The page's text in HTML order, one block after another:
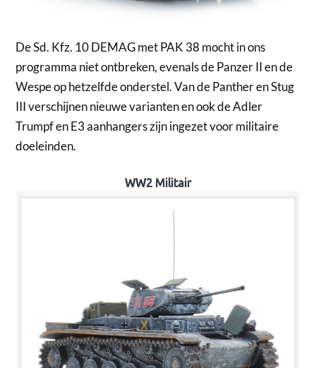
De Sd. Kfz. 10 DEMAG met PAK 38 mocht in ons
programma niet ontbreken, evenals de Panzer II en de
Wespe op hetzelfde onderstel. Van de Panther en Stug
III verschijnen nieuwe varianten en ook de Adler
Trumpf en E3 aanhangers zijn ingezet voor militaire
doeleinden.
WW2 Militair